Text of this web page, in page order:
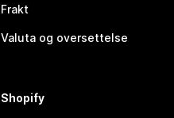
Frakt
Valuta og oversettelse
Shopify